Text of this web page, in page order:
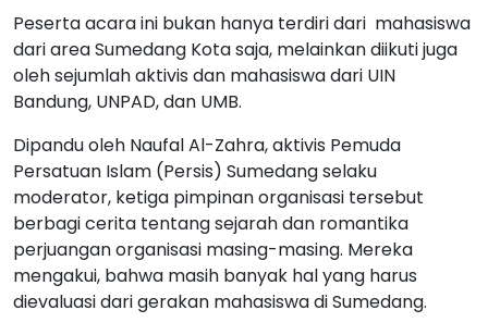
Peserta acara ini bukan hanya terdiri dari mahasiswa
dari area Sumedang Kota saja, melainkan diikuti juga
oleh sejumlah aktivis dan mahasiswa dari UIN
Bandung, UNPAD, dan UMB.
Dipandu oleh Naufal Al-Zahra, aktivis Pemuda
Persatuan Islam (Persis) Sumedang selaku
moderator, ketiga pimpinan organisasi tersebut
berbagi cerita tentang sejarah dan romantika
perjuangan organisasi masing-masing. Mereka
mengakui, bahwa masih banyak hal yang harus
dievaluasi dari gerakan mahasiswa di Sumedang.